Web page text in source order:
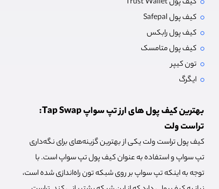
کیف پول Safepal
کیف پول رابکس
کیف پول متامسک
تون کیپر
ایگرگ
بهترین کیف پول‌ های ارز تپ سواپ Tap Swap:
تراست ولت
کیف پول تراست ولت یکی از بهترین گزینه‌های برای نگه‌داری
تپ سواپ و استفاده به عنوان کیف پول تپ سواپ است. با
توجه به اینکه تپ سواپ بر روی شبکه تون راه‌اندازی شده است،